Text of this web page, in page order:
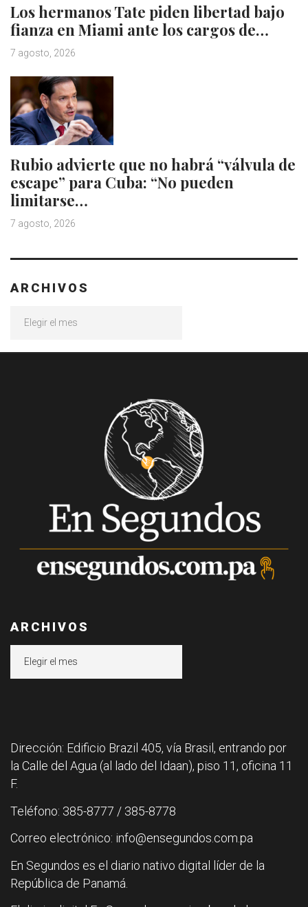
Los hermanos Tate piden libertad bajo
fianza en Miami ante los cargos de…
7 agosto, 2026
Rubio advierte que no habrá “válvula de
escape” para Cuba: “No pueden
limitarse…
7 agosto, 2026
ARCHIVOS
ARCHIVOS
Dirección: Edificio Brazil 405, vía Brasil, entrando por
la Calle del Agua (al lado del Idaan), piso 11, oficina 11
F.
Teléfono: 385-8777 / 385-8778
Correo electrónico: info@ensegundos.com.pa
En Segundos es el diario nativo digital líder de la
República de Panamá.